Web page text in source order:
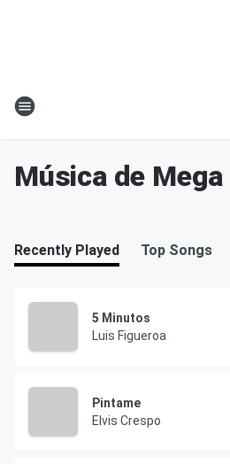
Música de Mega
Recently Played Top Songs
5 Minutos
Luis Figueroa
Pintame
Elvis Crespo